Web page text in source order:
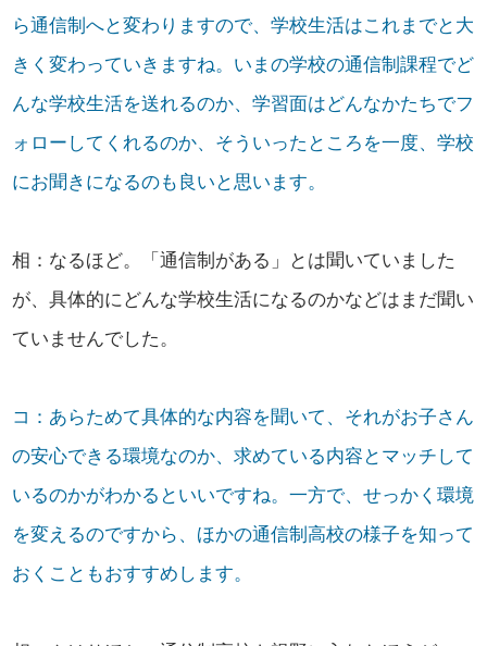
ら通信制へと変わりますので、学校生活はこれまでと大
きく変わっていきますね。いまの学校の通信制課程でど
んな学校生活を送れるのか、学習面はどんなかたちでフ
ォローしてくれるのか、そういったところを一度、学校
にお聞きになるのも良いと思います。
相：なるほど。「通信制がある」とは聞いていました
が、具体的にどんな学校生活になるのかなどはまだ聞い
ていませんでした。
コ：あらためて具体的な内容を聞いて、それがお子さん
の安心できる環境なのか、求めている内容とマッチして
いるのかがわかるといいですね。一方で、せっかく環境
を変えるのですから、ほかの通信制高校の様子を知って
おくこともおすすめします。